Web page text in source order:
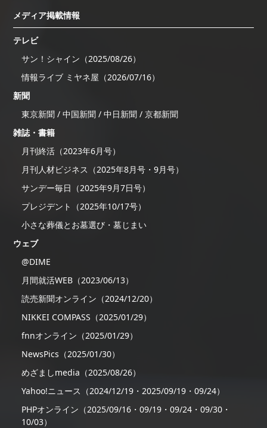
メディア掲載情報
テレビ
サン！シャイン（2025/08/26）
情報ライブ ミヤネ屋（2026/07/16）
新聞
東京新聞 / 中国新聞 / 中日新聞 / 京都新聞
雑誌・書籍
月刊終活（2023年6月号）
月刊人材ビジネス（2025年8月号・9月号）
サンデー毎日（2025年9月7日号）
プレジデント（2025年10/17号）
小さな葬儀とお墓選び・墓じまい
ウェブ
@DIME
月間就活WEB（2023/06/13）
読売新聞オンライン（2024/12/20）
NIKKEI COMPASS（2025/01/29）
fnnオンライン（2025/01/29）
NewsPics（2025/01/30）
めざましmedia（2025/08/26）
Yahoo!ニュース（2024/12/19・2025/09/19・09/24）
PHPオンライン（2025/09/16・09/19・09/24・09/30・
10/03）